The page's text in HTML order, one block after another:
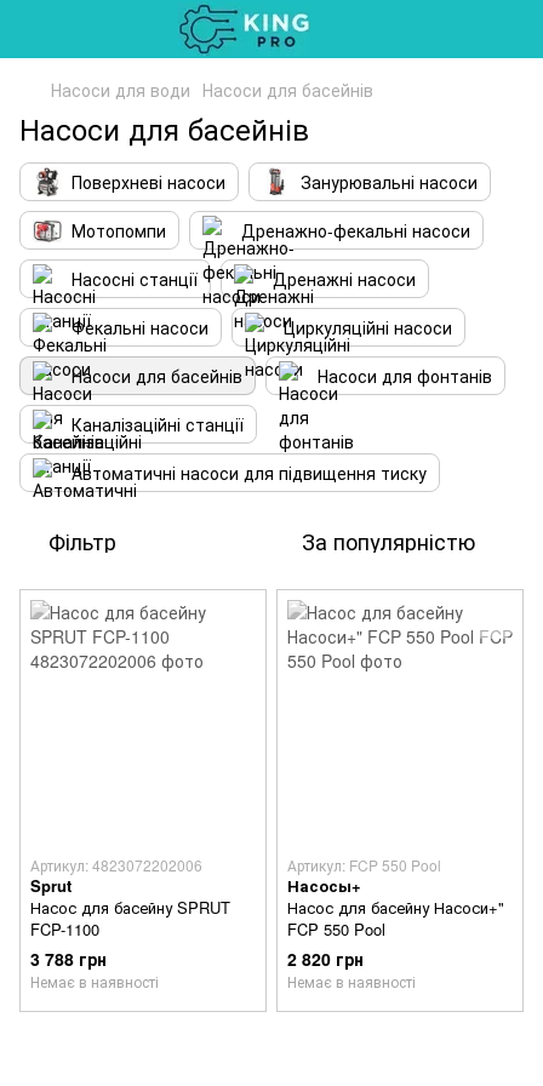
Насоси для води Насоси для басейнів
Насоси для басейнів
Поверхневі насоси
Занурювальні насоси
Мотопомпи
Дренажно-фекальні насоси
Насосні станції
Дренажні насоси
Фекальні насоси
Циркуляційні насоси
Насоси для басейнів
Насоси для фонтанів
Каналізаційні станції
Автоматичні насоси для підвищення тиску
Фільтр За популярністю
Артикул: 4823072202006
Sprut
Насос для басейну SPRUT
FCP-1100
3 788 грн
Немає в наявності
Артикул: FCP 550 Pool
Насосы+
Насос для басейну Насоси+"
FCP 550 Pool
2 820 грн
Немає в наявності